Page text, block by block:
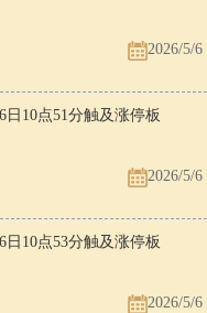
2026/5/6
日10点51分触及涨停板
2026/5/6
日10点53分触及涨停板
2026/5/6